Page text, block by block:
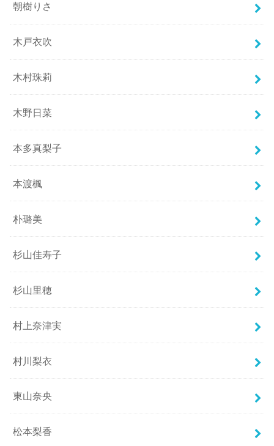
朝樹りさ
木戸衣吹
木村珠莉
木野日菜
本多真梨子
本渡楓
朴璐美
杉山佳寿子
杉山里穂
村上奈津実
村川梨衣
東山奈央
松本梨香